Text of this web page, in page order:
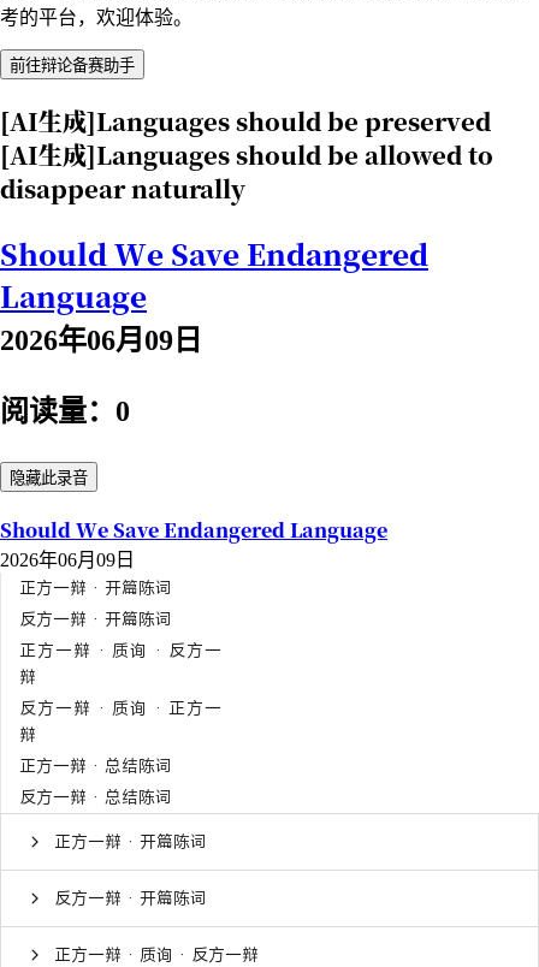
考的平台，欢迎体验。
前往辩论备赛助手
[AI生成]Languages should be preserved
[AI生成]Languages should be allowed to
disappear naturally
Should We Save Endangered
Language
2026年06月09日
阅读量：0
隐藏此录音
Should We Save Endangered Language
2026年06月09日
正方一辩 · 开篇陈词
反方一辩 · 开篇陈词
正方一辩 · 质询 · 反方一
辩
反方一辩 · 质询 · 正方一
辩
正方一辩 · 总结陈词
反方一辩 · 总结陈词
正方一辩 · 开篇陈词
反方一辩 · 开篇陈词
正方一辩 · 质询 · 反方一辩